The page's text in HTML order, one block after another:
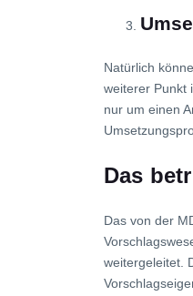
Natürlich
weiterer Punkt
nur um einen
Das
Das von der
weitergeleitet.